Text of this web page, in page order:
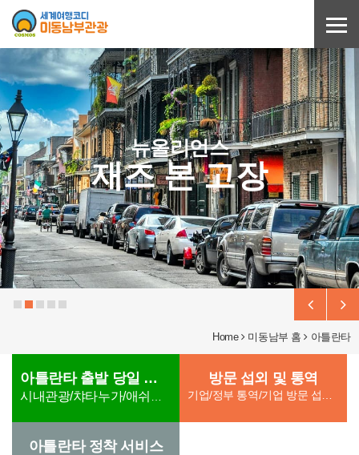
뉴올리언스
재즈 본 고장
Home 미동남부 홈 아틀란타
아틀란타 출발 당일 관광 방문 섭외 및 통역
아틀란타 정착 서비스